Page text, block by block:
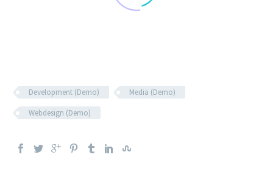
Development (Demo)
Media (Demo)
Webdesign (Demo)